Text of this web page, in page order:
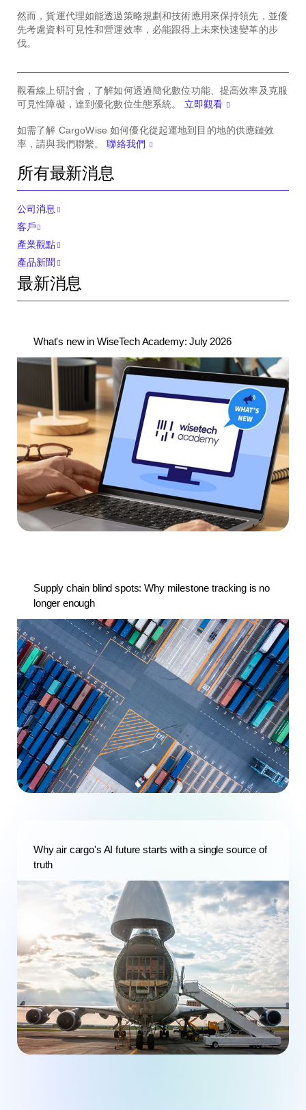
然而，貨運代理如能透過策略規劃和技術應用來保持領先，並優
先考慮資料可見性和營運效率，必能跟得上未來快速變革的步
伐。
觀看線上研討會，了解如何透過簡化數位功能、提高效率及克服
可見性障礙，達到優化數位生態系統。
立即觀看
如需了解 CargoWise 如何優化從起運地到目的地的供應鏈效
率，請與我們聯繫。
聯絡我們
所有最新消息
公司消息
客戶
產業觀點
產品新聞
最新消息
What's new in WiseTech Academy: July 2026
Supply chain blind spots: Why milestone tracking is no
longer enough
Why air cargo's AI future starts with a single source of
truth